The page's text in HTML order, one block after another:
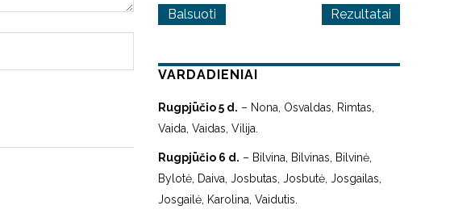
Rezultatai
VARDADIENIAI
Rugpjūčio 5 d. – Nona, Osvaldas, Rimtas,
Vaida, Vaidas, Vilija.
Rugpjūčio 6 d. – Bilvina, Bilvinas, Bilvinė,
Bylotė, Daiva, Josbutas, Josbutė, Josgailas,
Josgailė, Karolina, Vaidutis.